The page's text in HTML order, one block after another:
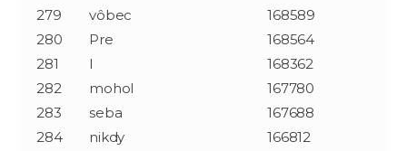
279
vôbec
168589
280
Pre
168564
281
I
168362
282
mohol
167780
283
seba
167688
284
nikdy
166812